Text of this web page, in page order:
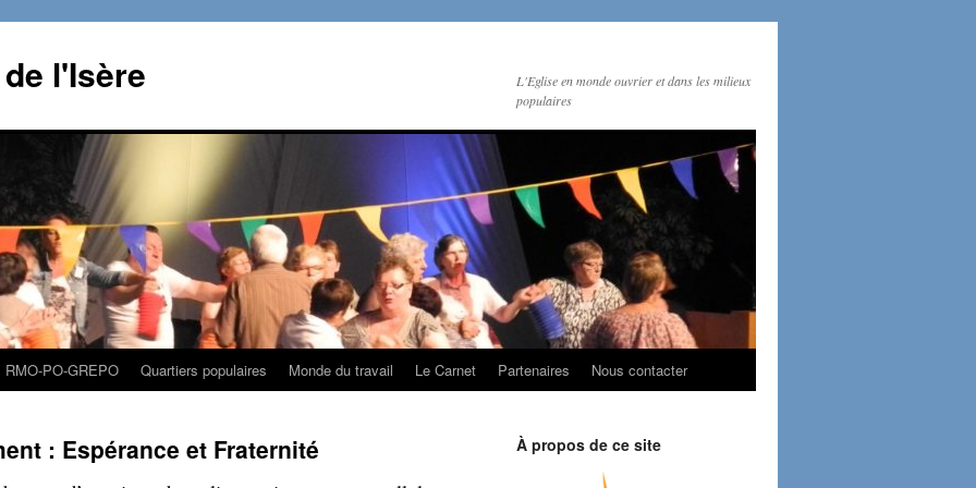
l'Isère
L'Eglise en monde ouvrier et dans les milieux
populaires
RMO-PO-GREPO Quartiers populaires Monde du travail Le Carnet Partenaires Nous contacter
: Espérance et Fraternité À propos de ce site